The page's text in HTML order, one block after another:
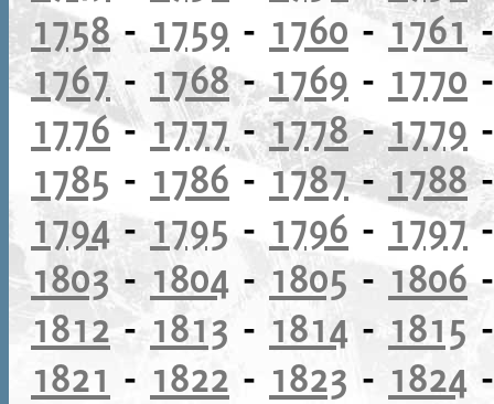
1758- 1759 - 1760 - 1761
1767- 1768-1769 - 1770
1776- 1777-1778-1779
1785 - 1786 - 1787-1788
1794-1795 - 1796 - 1797
1803- 1804 - 1805 - 1806
1812 - 1813 - 1814 - 1815
1821 - 1822 - 1823 - 1824